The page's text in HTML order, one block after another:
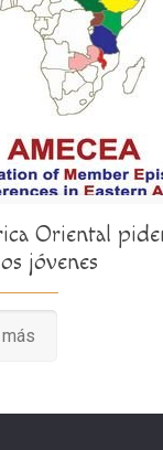
Oriental
jóvenes